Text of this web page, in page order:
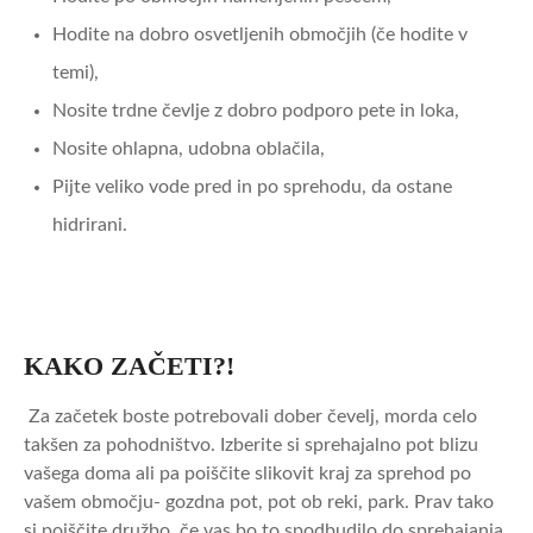
Hodite na dobro osvetljenih območjih (če hodite v
temi),
Nosite trdne čevlje z dobro podporo pete in loka,
Nosite ohlapna, udobna oblačila,
Pijte veliko vode pred in po sprehodu, da ostane
hidrirani.
KAKO ZAČETI?!
Za začetek boste potrebovali dober čevelj, morda celo
takšen za pohodništvo. Izberite si sprehajalno pot blizu
vašega doma ali pa poiščite slikovit kraj za sprehod po
vašem območju- gozdna pot, pot ob reki, park. Prav tako